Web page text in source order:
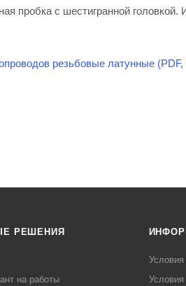
пробка с шестигранной
резьбовые латунные
РЕШЕНИЯ
на работы
Условия